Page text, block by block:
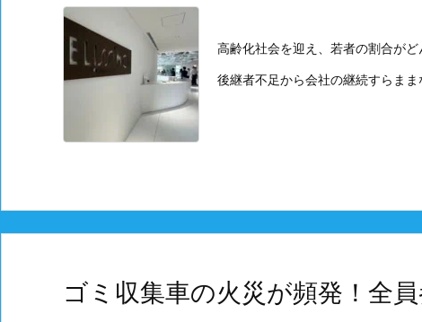
高齢化社会を迎え、若者の割合が
後継者不足から会社の継続すらま
ゴミ収集車の火災が頻発！全